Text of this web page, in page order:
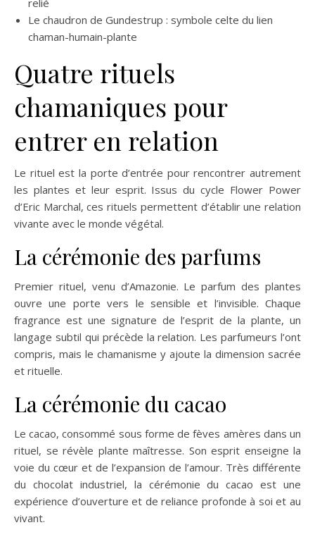
Le chaudron de Gundestrup : symbole celte du lien
chaman-humain-plante
Quatre rituels
chamaniques pour
entrer en relation
Le rituel est la porte d’entrée pour rencontrer autrement
les plantes et leur esprit. Issus du cycle Flower Power
d’Eric Marchal, ces rituels permettent d’établir une relation
vivante avec le monde végétal.
La cérémonie des parfums
Premier rituel, venu d’Amazonie. Le parfum des plantes
ouvre une porte vers le sensible et l’invisible. Chaque
fragrance est une signature de l’esprit de la plante, un
langage subtil qui précède la relation. Les parfumeurs l’ont
compris, mais le chamanisme y ajoute la dimension sacrée
et rituelle.
La cérémonie du cacao
Le cacao, consommé sous forme de fèves amères dans un
rituel, se révèle plante maîtresse. Son esprit enseigne la
voie du cœur et de l’expansion de l’amour. Très différente
du chocolat industriel, la cérémonie du cacao est une
expérience d’ouverture et de reliance profonde à soi et au
vivant.